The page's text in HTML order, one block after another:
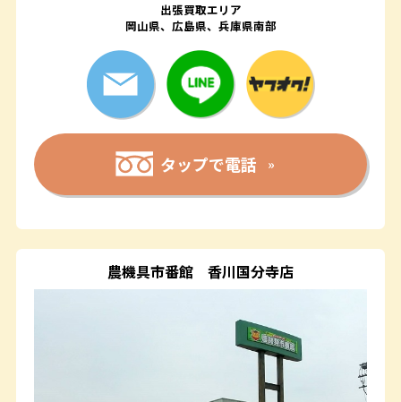
出張買取エリア
岡山県、広島県、兵庫県南部
タップで電話
農機具市番館 香川国分寺店